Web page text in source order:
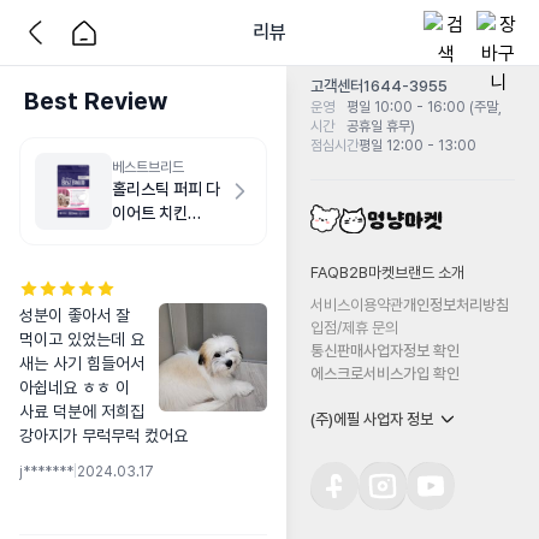
리뷰
Best Review
베스트브리드
홀리스틱 퍼피 다
이어트 치킨
성분이 좋아서 잘
먹이고 있었는데 요
새는 사기 힘들어서
아쉽네요 ㅎㅎ 이
사료 덕분에 저희집
강아지가 무럭무럭 컸어요
j******* 2024.03.17
고객센터1644-3955
운영
시간
평일 10:00 - 16:00 (주말,
공휴일 휴무)
점심시간평일 12:00 - 13:00
FAQB2B마켓 브랜드 소개
서비스이용약관개인정보처리방침
입점/제휴 문의
통신판매사업자정보 확인
에스크로서비스가입 확인
(주)에필 사업자 정보